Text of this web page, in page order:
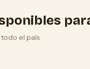
el país